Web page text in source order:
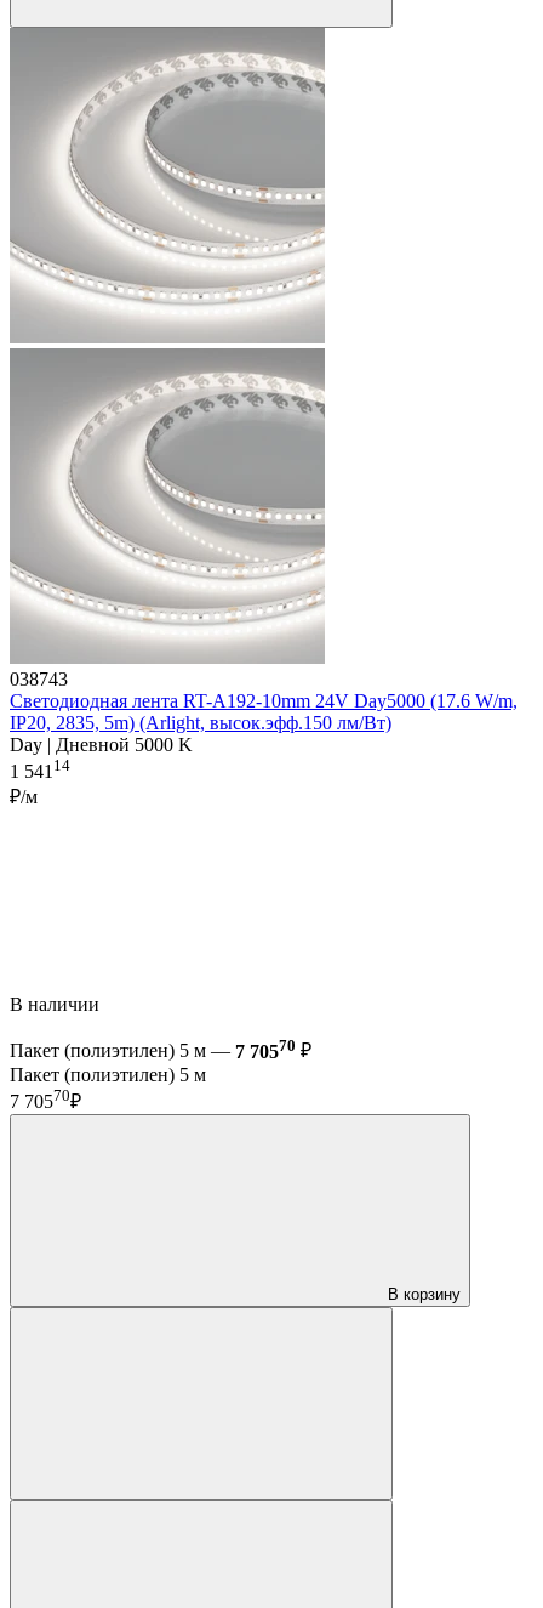
038743
Светодиодная лента RT-A192-10mm 24V Day5000 (17.6 W/m,
IP20, 2835, 5m) (Arlight, высок.эфф.150 лм/Вт)
Day | Дневной 5000 K
1 54114
₽/м
В наличии
Пакет (полиэтилен) 5 м — 7 70570 ₽
Пакет (полиэтилен) 5 м
7 70570₽
В корзину